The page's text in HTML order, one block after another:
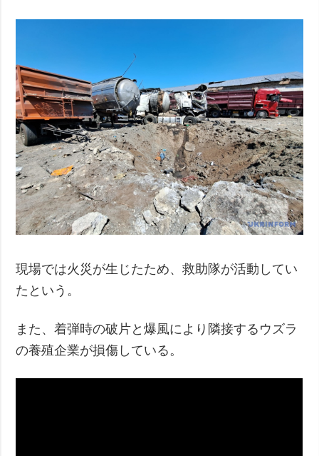
現場では火災が生じたため、救助隊が活動してい
たという。
また、着弾時の破片と爆風により隣接するウズラ
の養殖企業が損傷している。